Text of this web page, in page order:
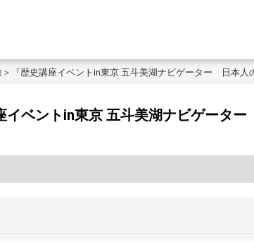
＞『歴史講座イベントin東京 五斗美湖ナビゲーター 日本人
イベントin東京 五斗美湖ナビゲータ